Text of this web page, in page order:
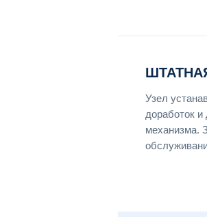
Узел
доработок и
механизма.